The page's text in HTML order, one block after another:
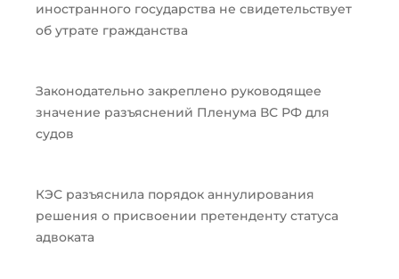
иностранного государства не свидетельствует
об утрате гражданства
Законодательно закреплено руководящее
значение разъяснений Пленума ВС РФ для
судов
КЭС разъяснила порядок аннулирования
решения о присвоении претенденту статуса
адвоката